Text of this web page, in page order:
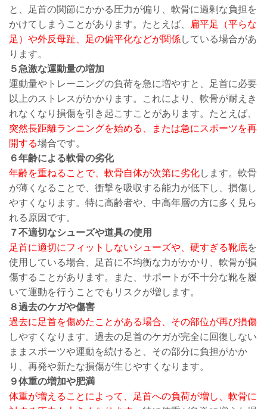
と、足首の関節にかかる圧力が偏り、軟骨に過剰な負担を
かけてしまうことがあります。たとえば、
扁平足（平らな
足）や外反母趾、足の偏平化などが関係している場合があ
ります。
５急激な運動量の増加
運動量やトレーニングの負荷を急に増やすと、足首に必要
以上のストレスがかかります。これにより、軟骨が耐えき
れなくなり損傷を引き起こすことがあります。たとえば、
突然長距離ランニングを始める、または急にスポーツを再
開する場合です。
６年齢による軟骨の劣化
年齢を重ねることで、軟骨自体が次第に劣化します。軟骨
が薄くなることで、衝撃を吸収する能力が低下し、損傷し
やすくなります。特に高齢者や、中高年層の方に多く見ら
れる原因です。
７不適切なシューズや道具の使用
足首に適切にフィットしないシューズや、硬すぎる靴底を
使用している場合、足首に不均衡な力がかかり、軟骨が損
傷することがあります。また、サポートが不十分な靴を履
いて運動を行うことでもリスクが増します。
８過去のケガや傷害
過去に足首を傷めたことがある場合、その部位が再び損傷
しやすくなります。過去の足首のケガが完全に回復しない
ままスポーツや運動を続けると、その部分に負担がかか
り、再発や新たな損傷が生じやすくなります。
９体重の増加や肥満
体重が増えることによって、足首への負荷が増し、軟骨に